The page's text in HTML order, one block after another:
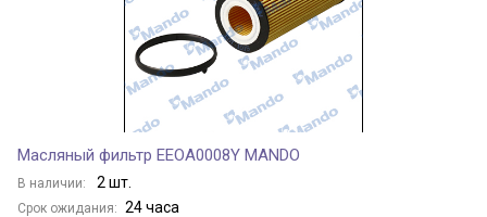
Масляный фильтр EEOA0008Y MANDO
В наличии: 2 шт.
Срок ожидания: 24 часа